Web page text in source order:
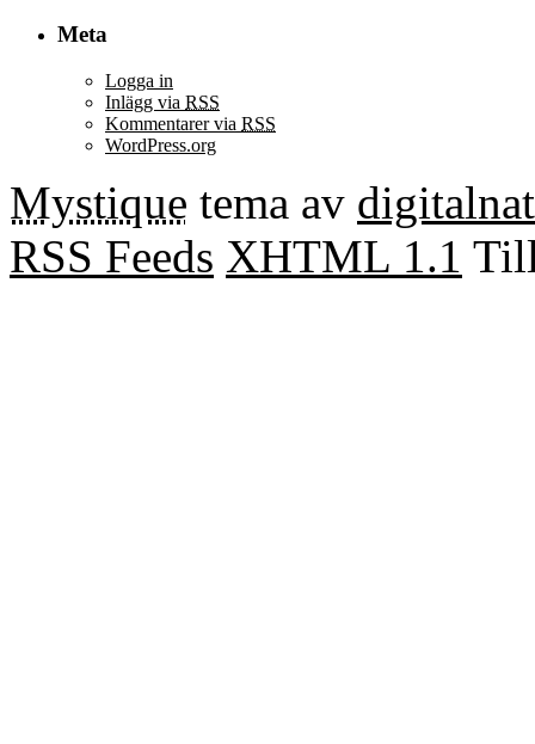
Meta
Logga in
Inlägg via RSS
Kommentarer via RSS
WordPress.org
Mystique tema av
RSS Feeds XHTML 1.1